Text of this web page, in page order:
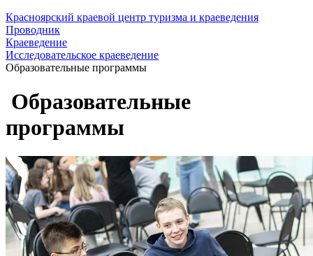
Красноярский краевой центр туризма и краеведения
Проводник
Краеведение
Исследовательское краеведение
Образовательные программы
Образовательные
программы